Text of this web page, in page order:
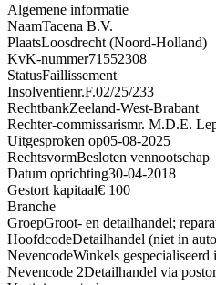
Algemene informatie
NaamTacena B.V.
PlaatsLoosdrecht (Noord-Holland)
KvK-nummer71552308
StatusFaillissement
Insolventienr.F.02/25/233
RechtbankZeeland-West-Brabant
Rechter-commissarismr. M.D.E.
Uitgesproken op05-08-2025
RechtsvormBesloten vennootschap
Datum oprichting30-04-2018
Gestort kapitaal€ 100
Branche
GroepGroot- en detailhandel;
HoofdcodeDetailhandel (niet in
NevencodeWinkels
Nevencode 2Detailhandel via